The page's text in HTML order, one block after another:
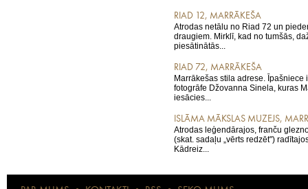
RIAD 12, MARRĀKEŠA
Atrodas netālu no Riad 72 un
draugiem. Mirklī, kad no tumšās,
piesātinātās...
RIAD 72, MARRĀKEŠA
Marrākešas stila adrese. Īpašniece
fotogrāfe Džovanna Sinela, kuras
iesācies...
ISLĀMA MĀKSLAS MUZEJS,
Atrodas leģendārajos, franču
(skat. sadaļu „vērts redzēt")
Kādreiz...